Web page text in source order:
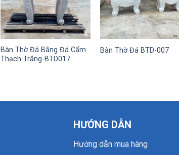
Bàn Thờ Đá Bằng Đá Cẩm
Thạch Trắng-BTD017
Bàn Thờ Đá BTD-007
HƯỚNG DẪN
Hướng dẫn mua hàng